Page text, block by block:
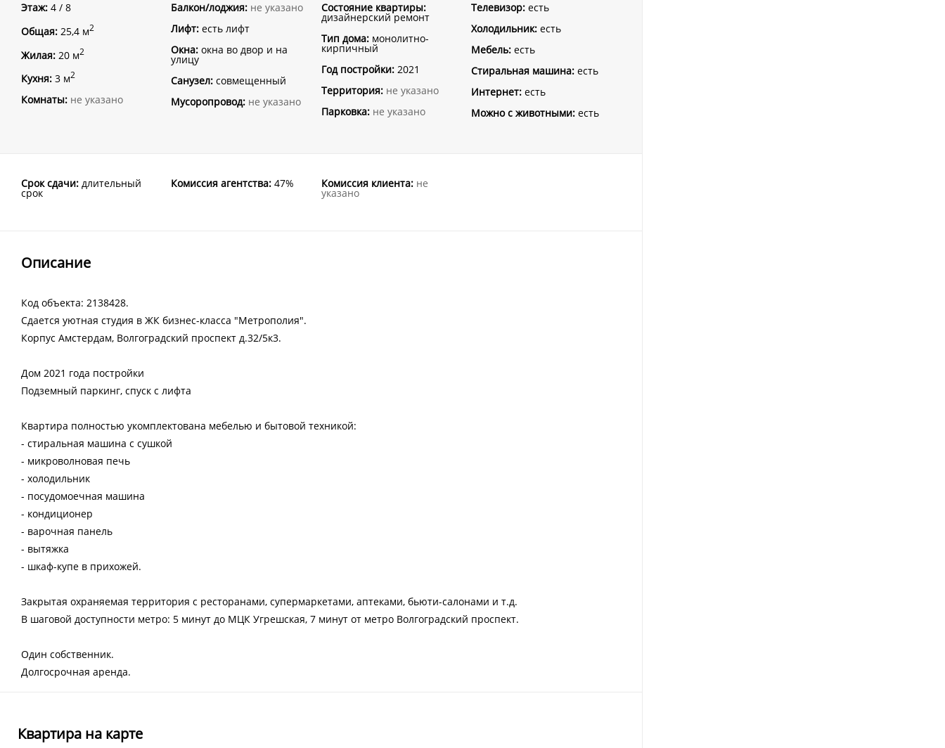
Этаж: 4 / 8
Общая: 25,4 м2
Жилая: 20 м2
Кухня: 3 м2
Комнаты: не указано
Балкон/лоджия: не указано
Лифт: есть лифт
Окна: окна во двор и на
улицу
Санузел: совмещенный
Мусоропровод: не указано
Состояние квартиры:
дизайнерский ремонт
Тип дома:монолитно-
кирпичный
Год постройки:2021
Территория: не указано
Парковка: не указано
Телевизор:есть
Холодильник:есть
Мебель:есть
Стиральная машина:есть
Интернет:есть
Можно с животными:есть
Срок сдачи: длительный
срок
Комиссия агентства: 47% Комиссия клиента: не
указано
Описание
Код объекта: 2138428.
Сдается уютная студия в ЖК бизнес-класса "Метрополия".
Корпус Амстердам, Волгоградский проспект д.32/5к3.
Дом 2021 года постройки
Подземный паркинг, спуск с лифта
Квартира полностью укомплектована мебелью и бытовой техникой:
- стиральная машина с сушкой
- микроволновая печь
- холодильник
- посудомоечная машина
- кондиционер
- варочная панель
- вытяжка
- шкаф-купе в прихожей.
Закрытая охраняемая территория с ресторанами, супермаркетами, аптеками, бьюти-салонами и т.д.
В шаговой доступности метро: 5 минут до МЦК Угрешская, 7 минут от метро Волгоградский проспект.
Один собственник.
Долгосрочная аренда.
Квартира на карте